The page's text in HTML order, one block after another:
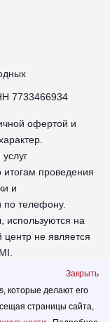
7733466934
офертой и
проведения
и
по телефону.
используются на
не является
XIAOMI в
по
которые делают его
страницы сайта,
Закрыть